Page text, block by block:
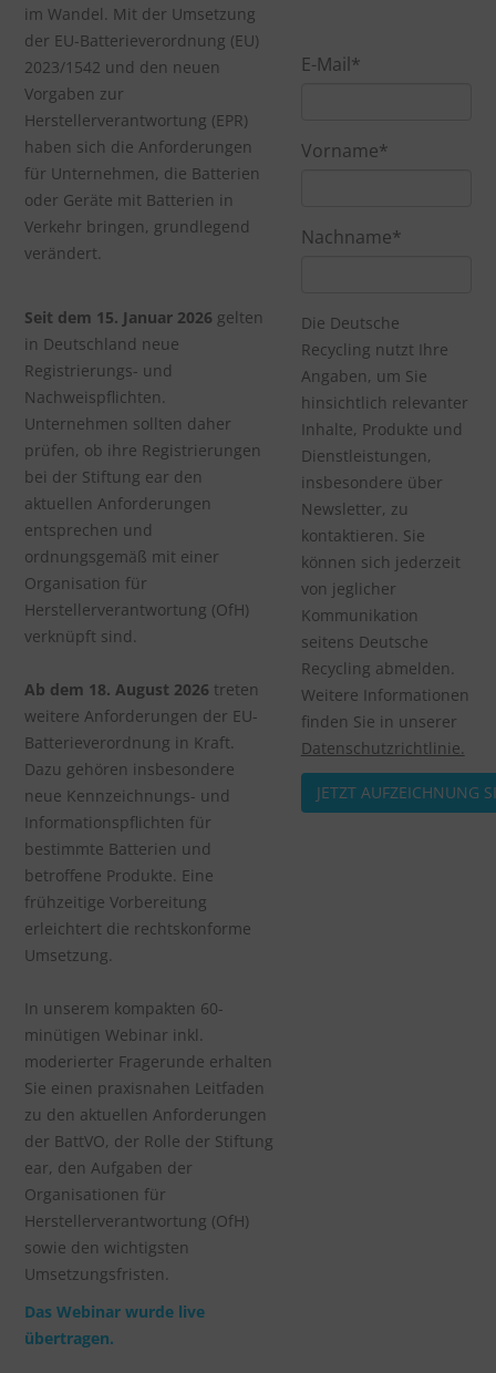
im Wandel. Mit der Umsetzung
der EU-Batterieverordnung (EU)
2023/1542 und den neuen
Vorgaben zur
Herstellerverantwortung (EPR)
haben sich die Anforderungen
für Unternehmen, die Batterien
oder Geräte mit Batterien in
Verkehr bringen, grundlegend
verändert.
Seit dem 15. Januar 2026 gelten
in Deutschland neue
Registrierungs- und
Nachweispflichten.
Unternehmen sollten daher
prüfen, ob ihre Registrierungen
bei der Stiftung ear den
aktuellen Anforderungen
entsprechen und
ordnungsgemäß mit einer
Organisation für
Herstellerverantwortung (OfH)
verknüpft sind.
Ab dem 18. August 2026 treten
weitere Anforderungen der EU-
Batterieverordnung in Kraft.
Dazu gehören insbesondere
neue Kennzeichnungs- und
Informationspflichten für
bestimmte Batterien und
betroffene Produkte. Eine
frühzeitige Vorbereitung
erleichtert die rechtskonforme
Umsetzung.
In unserem kompakten 60-
minütigen Webinar inkl.
moderierter Fragerunde erhalten
Sie einen praxisnahen Leitfaden
zu den aktuellen Anforderungen
der BattVO, der Rolle der Stiftung
ear, den Aufgaben der
Organisationen für
Herstellerverantwortung (OfH)
sowie den wichtigsten
Umsetzungsfristen.
Das Webinar wurde live
übertragen.
E-Mail*
Vorname*
Nachname*
Die Deutsche
Recycling nutzt Ihre
Angaben, um Sie
hinsichtlich relevanter
Inhalte, Produkte und
Dienstleistungen,
insbesondere über
Newsletter, zu
kontaktieren. Sie
können sich jederzeit
von jeglicher
Kommunikation
seitens Deutsche
Recycling abmelden.
Weitere Informationen
finden Sie in unserer
Datenschutzrichtlinie.